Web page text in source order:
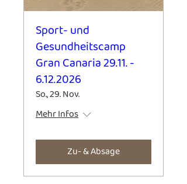
Sport- und
Gesundheitscamp
Gran Canaria 29.11. -
6.12.2026
So., 29. Nov.
Mehr Infos
Zu- & Absage